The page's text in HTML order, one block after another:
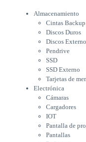
Cámaras
Cargadores
IOT
Pantalla de
Pantallas
Parlantes
Proyectores
Relojes
Televisores
Gaming
Escritorios &
Hogar
Bebés &
Almacenamiento
Cintas
Discos Duros
Discos
Pendrive
SSD
SSD Externo
Tarjetas de
Electrónica
Cámaras
Cargadores
IOT
Pantalla de
Pantallas